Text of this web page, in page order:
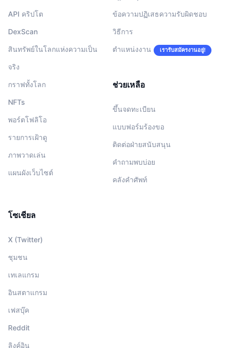
API คริปโต
DexScan
สินทรัพย์ในโลกแห่งความเป็น
จริง
กราฟทั้งโลก
NFTs
พอร์ตโฟลิโอ
รายการเฝ้าดู
ภาพวาดเล่น
แผนผังเว็บไซต์
ข้อความปฏิเสธความรับผิดชอบ
วิธีการ
ตำแหน่งงาน เรารับสมัครงานอยู่!
ช่วยเหลือ
ขึ้นจดทะเบียน
แบบฟอร์มร้องขอ
ติดต่อฝ่ายสนับสนุน
คำถามพบบ่อย
คลังคำศัพท์
โซเชียล
X (Twitter)
ชุมชน
เทเลแกรม
อินสตาแกรม
เฟสบุ๊ค
Reddit
ลิงค์อิน